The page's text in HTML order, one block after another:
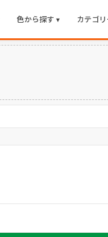
色から探す ▾ カテゴ